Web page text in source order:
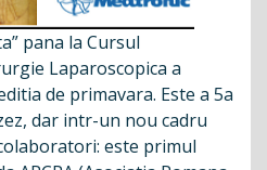
pana la Cursul
Laparoscopica a
de primavara. Este a 5a
dar intr-un nou cadru
este primul